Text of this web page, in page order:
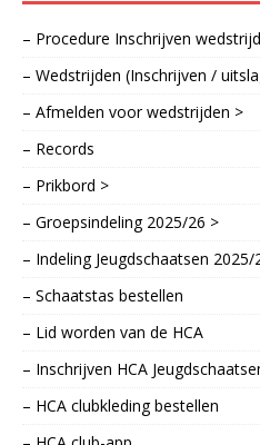
– Procedure Inschrijven
– Wedstrijden (Inschrijven /
– Afmelden voor wedstrijden >
– Records
– Prikbord >
– Groepsindeling 2025/26 >
– Indeling Jeugdschaatsen 2025/
– Schaatstas bestellen
– Lid worden van de HCA
– Inschrijven HCA
– HCA clubkleding bestellen